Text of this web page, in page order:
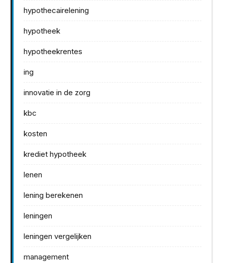
hypothecairelening
hypotheek
hypotheekrentes
ing
innovatie in de zorg
kbc
kosten
krediet hypotheek
lenen
lening berekenen
leningen
leningen vergelijken
management